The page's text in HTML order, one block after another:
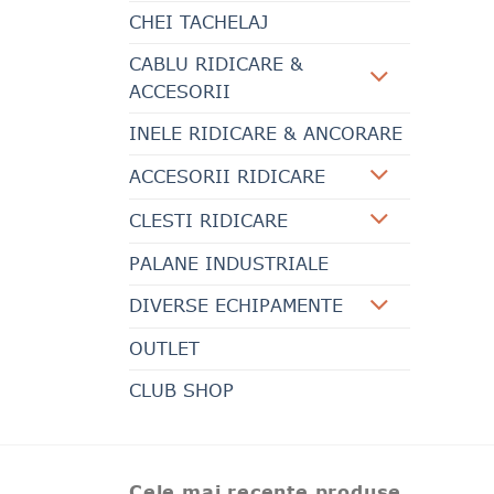
CHEI TACHELAJ
CABLU RIDICARE &
ACCESORII
INELE RIDICARE & ANCORARE
ACCESORII RIDICARE
CLESTI RIDICARE
PALANE INDUSTRIALE
DIVERSE ECHIPAMENTE
OUTLET
CLUB SHOP